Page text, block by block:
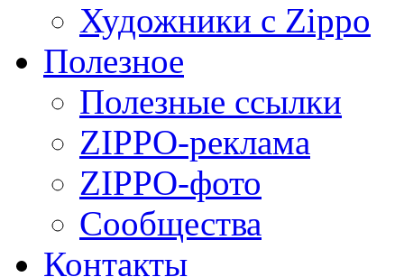
Художники с Zippo
Полезное
Полезные ссылки
ZIPPO-реклама
ZIPPO-фото
Сообщества
Контакты